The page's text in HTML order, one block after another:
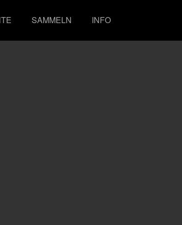
SAMMELN INFO